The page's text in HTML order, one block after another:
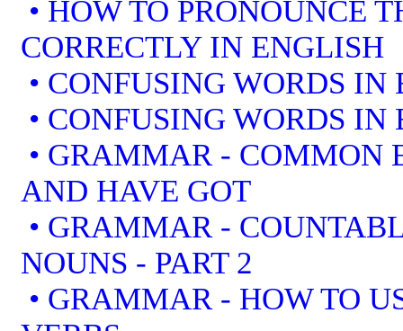
• HOW TO PRONOUNCE
CORRECTLY IN ENGLISH
• CONFUSING WORDS
• CONFUSING WORDS
• GRAMMAR - COMMON
AND HAVE GOT
• GRAMMAR -
NOUNS - PART 2
• GRAMMAR - HOW TO